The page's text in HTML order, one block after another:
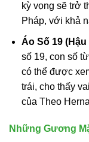
kỳ vọng sẽ trở
Pháp, với khả
Áo Số 19
số 19, con số
có thể được
trái, cho thấy
của Theo
Những Gương